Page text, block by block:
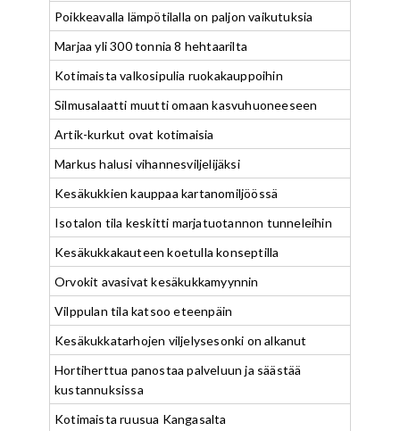
Poikkeavalla lämpötilalla on paljon vaikutuksia
Marjaa yli 300 tonnia 8 hehtaarilta
Kotimaista valkosipulia ruokakauppoihin
Silmusalaatti muutti omaan kasvuhuoneeseen
Artik-kurkut ovat kotimaisia
Markus halusi vihannesviljelijäksi
Kesäkukkien kauppaa kartanomiljöössä
Isotalon tila keskitti marjatuotannon tunneleihin
Kesäkukkakauteen koetulla konseptilla
Orvokit avasivat kesäkukkamyynnin
Vilppulan tila katsoo eteenpäin
Kesäkukkatarhojen viljelysesonki on alkanut
Hortiherttua panostaa palveluun ja säästää
kustannuksissa
Kotimaista ruusua Kangasalta